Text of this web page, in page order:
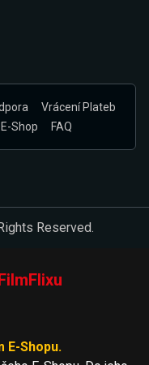
Vrácení Plateb
E-Shop FAQ
Reserved.
E-Shopu.